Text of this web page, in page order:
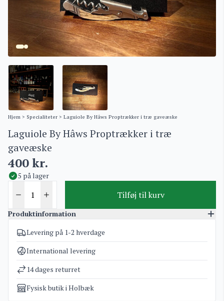
Hjem > Specialiteter > Laguiole By Hâws Proptrækker i træ gaveæske
Laguiole By Hâws Proptrækker i træ
gaveæske
400kr.
5 på lager
Tilføj til kurv
Produktinformation
Varenummer
4825
Kategorier
Vægt
0,9 kg
Levering på 1-2 hverdage
International levering
14 dages returret
Fysisk butik i Holbæk